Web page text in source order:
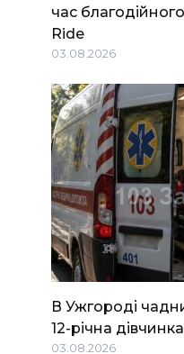
час
Ride
03.08.2026
В Ужгороді
12-річна
03.08.2026